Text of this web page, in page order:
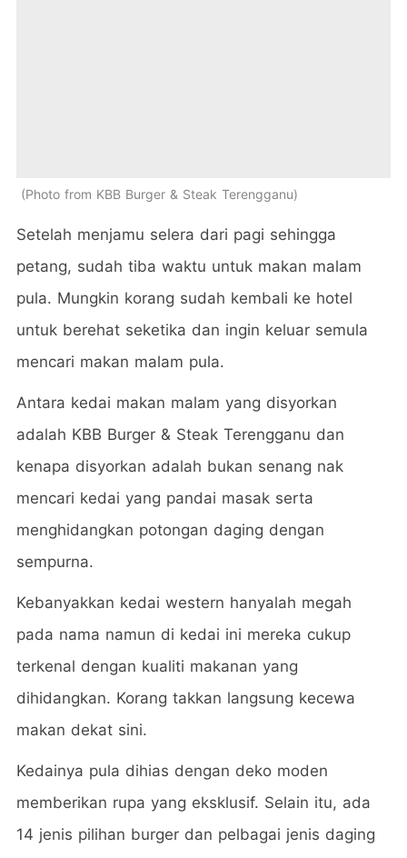
Photo from KBB Burger & Steak Terengganu
Setelah menjamu selera dari pagi sehingga
petang, sudah tiba waktu untuk makan malam
pula. Mungkin korang sudah kembali ke hotel
untuk berehat seketika dan ingin keluar semula
mencari makan malam pula.
Antara kedai makan malam yang disyorkan
adalah KBB Burger & Steak Terengganu dan
kenapa disyorkan adalah bukan senang nak
mencari kedai yang pandai masak serta
menghidangkan potongan daging dengan
sempurna.
Kebanyakkan kedai western hanyalah megah
pada nama namun di kedai ini mereka cukup
terkenal dengan kualiti makanan yang
dihidangkan. Korang takkan langsung kecewa
makan dekat sini.
Kedainya pula dihias dengan deko moden
memberikan rupa yang eksklusif. Selain itu, ada
14 jenis pilihan burger dan pelbagai jenis daging